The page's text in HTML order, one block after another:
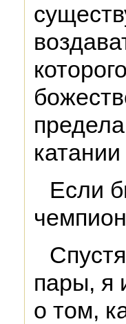
Если
пары, я
о том,